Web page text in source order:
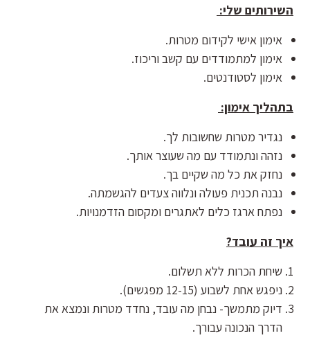
השירותים שלי:
אימון אישי לקידום מטרות.
אימון למתמודדים עם קשב וריכוז.
אימון לסטודנטים.
בתהליך אימון:
נגדיר מטרות שחשובות לך.
נזהה ונתמודד עם מה שעוצר אותך.
נחזק את כל מה שקיים בך.
נבנה תכנית פעולה ונלווה צעדים להגשמתה.
נפתח ארגז כלים לאתגרים ומקסום הזדמנויות.
איך זה עובד?
שיחת הכרות ללא תשלום.
ניפגש אחת לשבוע (12-15 מפגשים).
דיוק מתמשך- נבחן מה עובד, נחדד מטרות ונמצא את
הדרך הנכונה עבורך.